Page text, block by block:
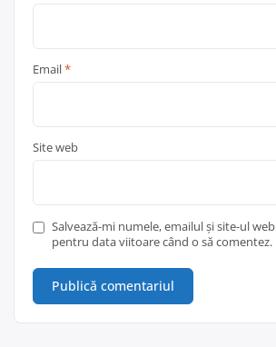
Email*
Site web
Salvează-mi numele, emailul și site-ul
pentru data viitoare când o să comentez.